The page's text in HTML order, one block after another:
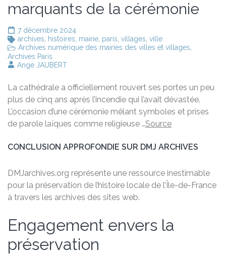
marquants de la cérémonie
7 décembre 2024
archives
histoires mairie paris villages ville
Archives numérique des mairies des villes et villages
Archives Paris
Ange JAUBERT
La cathédrale a officiellement rouvert ses portes un peu
plus de cinq ans après l’incendie qui l’avait dévastée.
L’occasion d’une cérémonie mêlant symboles et prises
de parole laïques comme religieuse …Source
CONCLUSION APPROFONDIE SUR DMJ ARCHIVES
DMJarchives.org représente une ressource inestimable
pour la préservation de l’histoire locale de l’Île-de-France
à travers les archives des sites web.
Engagement envers la
préservation